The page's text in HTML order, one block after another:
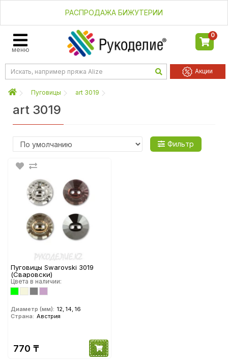
РАСПРОДАЖА БИЖУТЕРИИ
меню
0
Акции
Пуговицы art 3019
art 3019
Фильтр
Пуговицы Swarovski 3019
(Сваровски)
Цвета в наличии:
Диаметр (мм): 12, 14, 16
Страна: Австрия
770 ₸